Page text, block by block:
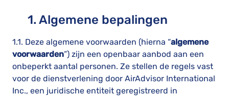
1. Algemene bepalingen
1.1. Deze algemene voorwaarden (hierna “algemene
voorwaarden”) zijn een openbaar aanbod aan een
onbeperkt aantal personen. Ze stellen de regels vast
voor de dienstverlening door AirAdvisor International
Inc., een juridische entiteit geregistreerd in